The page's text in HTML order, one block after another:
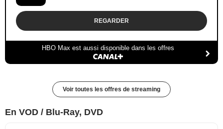
REGARDER
HBO Max est aussi disponible dans les offres
Voir toutes les offres de streaming
En VOD / Blu-Ray, DVD